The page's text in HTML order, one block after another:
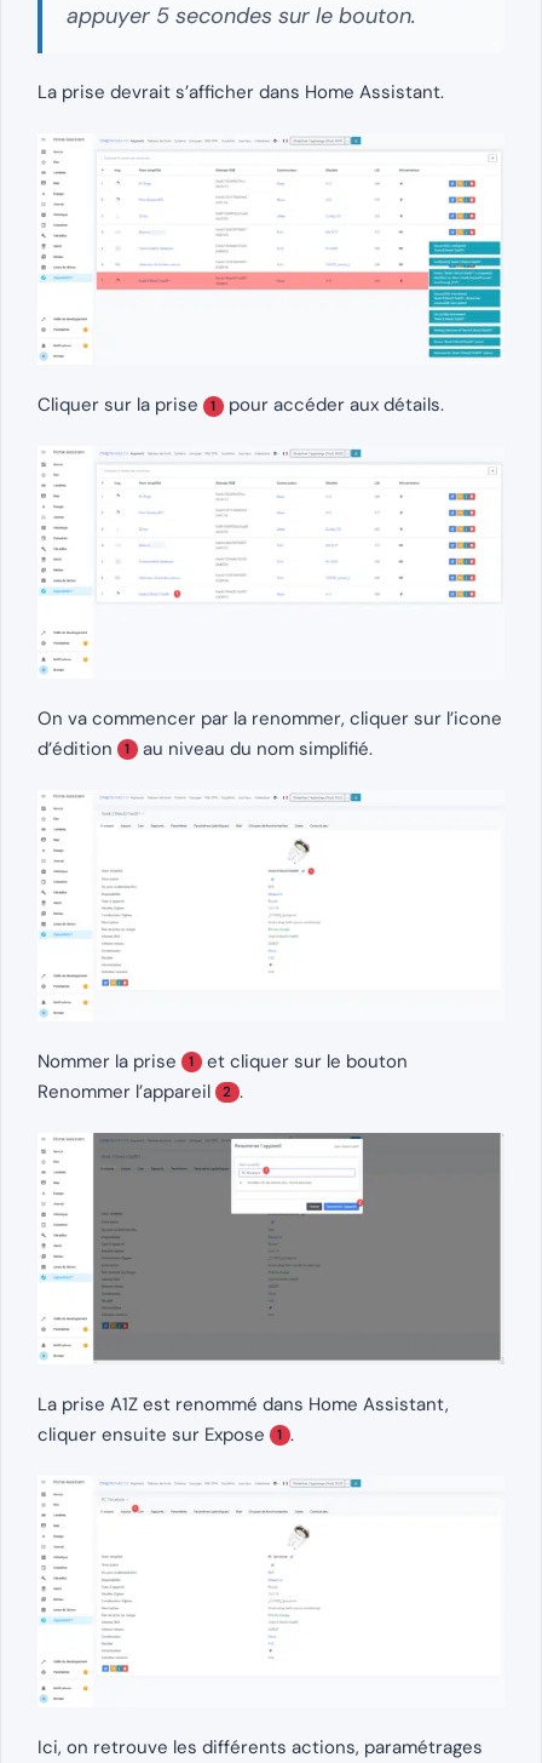
appuyer 5 secondes sur le bouton.
La prise devrait s’afficher dans Home Assistant.
Cliquer sur la prise 1 pour accéder aux détails.
On va commencer par la renommer, cliquer sur l’icone
d’édition
1 au niveau du nom simplifié.
Nommer la prise 1 et cliquer sur le bouton
Renommer l’appareil
2 .
La prise A1Z est renommé dans Home Assistant,
cliquer ensuite sur Expose
1 .
Ici, on retrouve les différents actions, paramétrages